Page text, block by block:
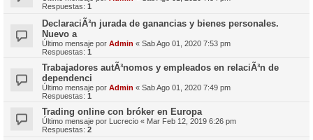
Respuestas: 1
DeclaraciÃ³n jurada de ganancias y bienes personales.
Nuevo a
Último mensaje por Admin « Sab Ago 01, 2020 7:53 pm
Respuestas: 1
Trabajadores autÃ³nomos y empleados en relaciÃ³n de
dependenci
Último mensaje por Admin « Sab Ago 01, 2020 7:49 pm
Respuestas: 1
Trading online con bróker en Europa
Último mensaje por Lucrecio « Mar Feb 12, 2019 6:26 pm
Respuestas: 2